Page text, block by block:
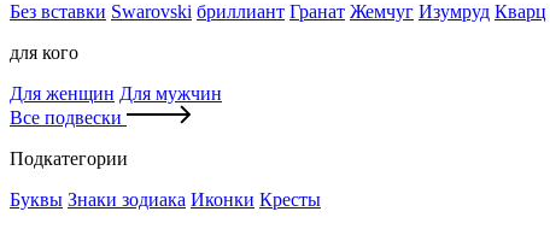
Без вставки Swarovski бриллиант Гранат Жемчуг Изумруд Кварц
для кого
Для женщин Для мужчин
Все подвески
Подкатегории
Буквы Знаки зодиака Иконки Кресты